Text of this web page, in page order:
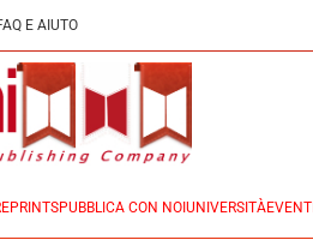
E AIUTO
PUBBLICA CON NOI UNIVERSITÀEVENTI